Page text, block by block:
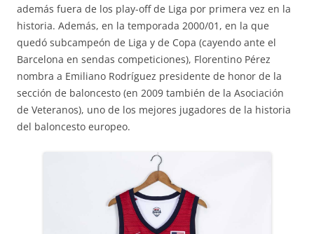
además fuera de los play-off de Liga por primera vez en la
historia. Además, en la temporada 2000/01, en la que
quedó subcampeón de Liga y de Copa (cayendo ante el
Barcelona en sendas competiciones), Florentino Pérez
nombra a Emiliano Rodríguez presidente de honor de la
sección de baloncesto (en 2009 también de la Asociación
de Veteranos), uno de los mejores jugadores de la historia
del baloncesto europeo.